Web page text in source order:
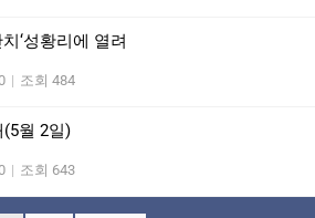
‘성황리에 열려
| 조회 484
월 2일)
| 조회 643